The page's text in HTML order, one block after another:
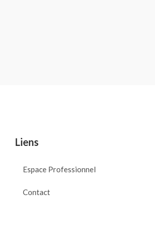
Liens
Espace Professionnel
Contact